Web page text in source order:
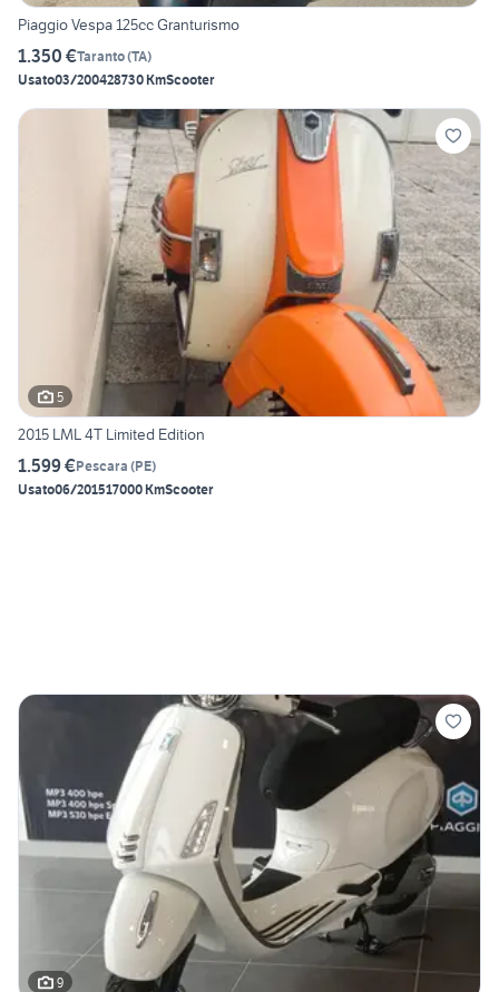
Piaggio Vespa 125cc Granturismo
1.350 €Taranto(TA)
Usato03/200428730 KmScooter
5
2015 LML 4T Limited Edition
1.599 €Pescara (PE)
Usato06/201517000 KmScooter
9